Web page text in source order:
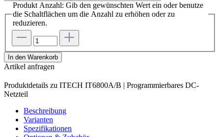
Produkt Anzahl: Gib den gewünschten Wert ein oder benutze
die Schaltflächen um die Anzahl zu erhöhen oder zu
reduzieren.
In den Warenkorb
Artikel anfragen
Produktdetails zu ITECH IT6800A/B | Programmierbares DC-
Netzteil
Beschreibung
Varianten
Spezifikationen